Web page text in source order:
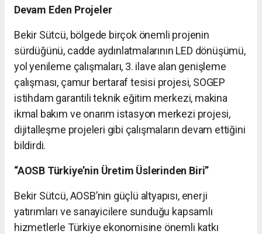
Devam Eden Projeler
Bekir Sütcü, bölgede birçok önemli projenin
sürdüğünü, cadde aydınlatmalarının LED dönüşümü,
yol yenileme çalışmaları, 3. ilave alan genişleme
çalışması, çamur bertaraf tesisi projesi, SOGEP
istihdam garantili teknik eğitim merkezi, makina
ikmal bakım ve onarım istasyon merkezi projesi,
dijitalleşme projeleri gibi çalışmaların devam ettiğini
bildirdi.
“AOSB Türkiye’nin Üretim Üslerinden Biri”
Bekir Sütcü, AOSB’nin güçlü altyapısı, enerji
yatırımları ve sanayicilere sunduğu kapsamlı
hizmetlerle Türkiye ekonomisine önemli katkı